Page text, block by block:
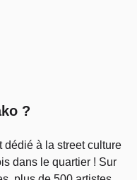
?
dédié à la street culture
dans le quartier ! Sur